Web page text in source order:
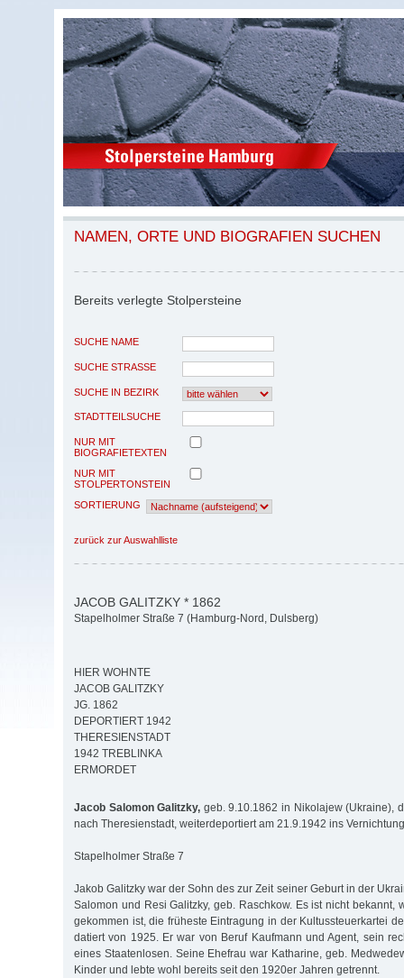
NAMEN, ORTE UND BIOGRAFIEN SUCHEN
Bereits verlegte Stolpersteine
SUCHE NAME
SUCHE STRASSE
SUCHE IN BEZIRK
STADTTEILSUCHE
NUR MIT
BIOGRAFIETEXTEN
NUR MIT
STOLPERTONSTEIN
SORTIERUNG
zurück zur Auswahlliste
JACOB GALITZKY * 1862
Stapelholmer Straße 7 (Hamburg-Nord, Dulsberg)
HIER WOHNTE
JACOB GALITZKY
JG. 1862
DEPORTIERT 1942
THERESIENSTADT
1942 TREBLINKA
ERMORDET
Jacob Salomon Galitzky, geb. 9.10.1862 in Nikolajew (Ukraine),
nach Theresienstadt, weiterdeportiert am 21.9.1942 ins
Stapelholmer Straße 7
Jakob Galitzky war der Sohn des zur Zeit seiner Geburt in der
Salomon und Resi Galitzky, geb. Raschkow. Es ist nicht bekannt,
gekommen ist, die früheste Eintragung in der Kultussteuerkartei
datiert von 1925. Er war von Beruf Kaufmann und Agent, sein
eines Staatenlosen. Seine Ehefrau war Katharine, geb.
Kinder und lebte wohl bereits seit den 1920er Jahren getrennt.